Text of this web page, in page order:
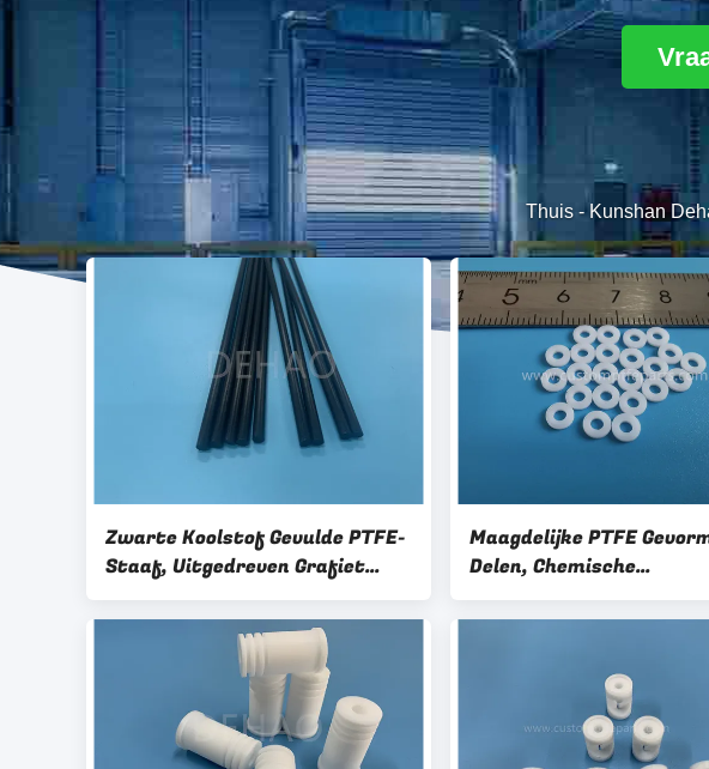
Thuis - Kunshan
Zwarte Koolstof Gevulde PTFE-
Staaf, Uitgedreven Grafiet
Gevulde PTFE-Staaf
Maagdelijke PTFE
Delen, Chemische
Weerstandsptfe Vlakke
Pakking